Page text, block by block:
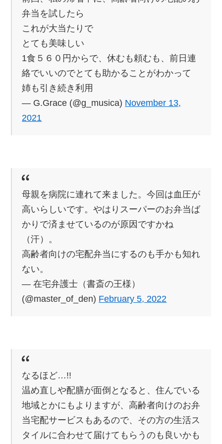
弁当を試したら
これが大当たりで
とても美味しい
1食５６０円からで、休むも頼むも、前日連
絡でいいのでとても助かることがわかって
姉も引き続き利用
— G.Grace (@g_musica) November 13,
2021
母親を病院に連れて来ました。今回は血圧が
高いらしいです。やはりスーパーのお弁当ば
かりで済ませているのが原因ですかね
（汗）。
高齢者向けの宅配弁当にするのも手かも知れ
ない。
— 在宅弁護士（書斎の王様）
(@master_of_den) February 5, 2022
なるほど…!!
温め直しや配膳が面倒となると、住んでいる
地域とかにもよりますが、高齢者向けのお弁
当宅配サービスもあるので、その方の生活ス
タイルに合わせて届けてもらうのも良いかも